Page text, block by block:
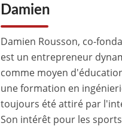
Damien
Damien Rousson, co-
est un entrepreneur
comme moyen
une formation en
toujours été attiré par
Son intérêt pour les